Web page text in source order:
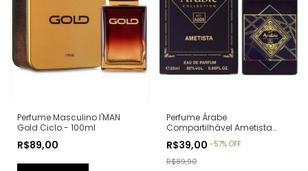
Perfume Masculino I'MAN
Gold Ciclo - 100ml
R$89,00
Perfume Árabe
Compartilhável Ametista
25ml (Ref. Olfativa: Bade'e Al
Oud Amethyst Lattafa)
R$39,00 -57% OFF
R$89,90